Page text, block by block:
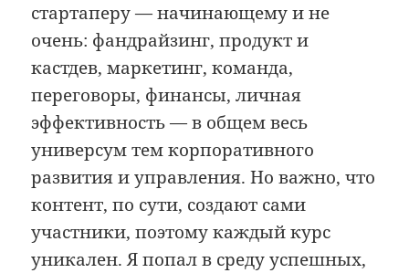
стартаперу — начинающему и не
очень: фандрайзинг, продукт и
кастдев, маркетинг, команда,
переговоры, финансы, личная
эффективность — в общем весь
универсум тем корпоративного
развития и управления. Но важно, что
контент, по сути, создают сами
участники, поэтому каждый курс
уникален. Я попал в среду успешных,